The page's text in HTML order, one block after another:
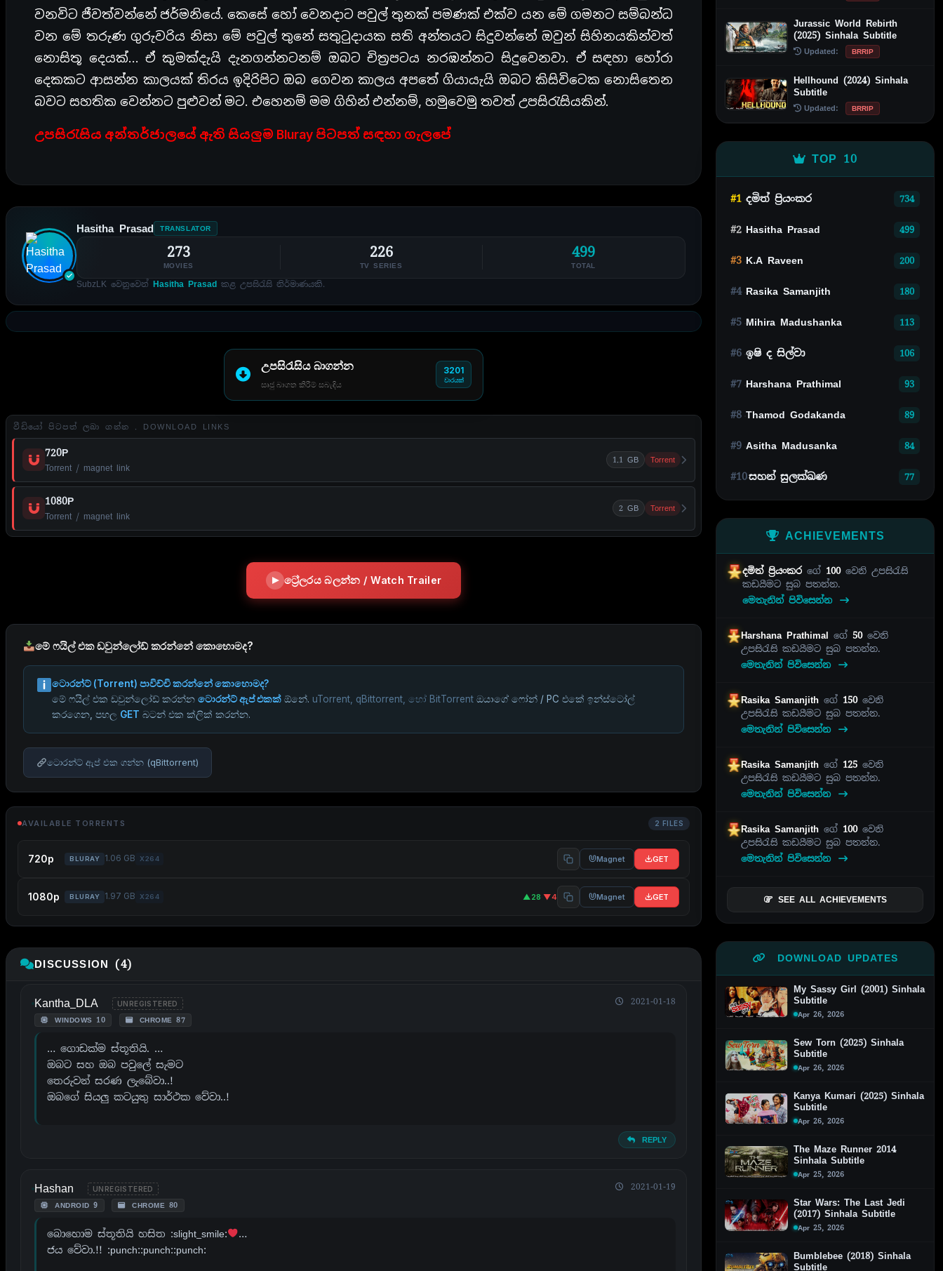
වනවිට ජීවත්වන්නේ ජර්මනියේ. කෙසේ හෝ වෙනදාට පවුල් තුනක් පමණක් එක්ව යන මේ ගමනට සම්බන්ධ
වන මේ තරුණ ගුරුවරිය නිසා මේ පවුල් තුනේ සතුටුදායක සති අන්තයට සිදුවන්නේ ඔවුන් සිහිනයකින්වත්
නොසිතූ දෙයක්… ඒ කුමක්දැයි දැනගන්නටනම් ඔබට චිත්‍රපටය නරඹන්නට සිදුවෙනවා. ඒ සඳහා හෝරා
දෙකකට ආසන්න කාලයක් තිරය ඉදිරිපිට ඔබ ගෙවන කාලය අපතේ ගියායැයි ඔබට කිසිවිටෙක නොසිතෙන
බවට සහතික වෙන්නට පුළුවන් මට. එහෙනම් මම ගිහින් එන්නම්, හමුවෙමු තවත් උපසිරැසියකින්.
උපසිරැසිය අන්තර්ජාලයේ ඇති සියලුම Bluray පිටපත් සඳහා ගැලපේ
Hasitha Prasad TRANSLATOR
273
MOVIES
226
TV SERIES
499
TOTAL
SubzLK වෙනුවෙන් Hasitha Prasad කළ උපසිරැසි නිර්මාණයකි.
උපසිරැසිය බාගන්න
සෘජු බාගත කිරීම් සබැඳිය
3201
වාරයක්
වීඩියෝ පිටපත් ලබා ගන්න . DOWNLOAD LINKS
720P
Torrent / magnet link
1.1 GB Torrent
1080P
Torrent / magnet link
2 GB Torrent
ට්‍රේලරය බලන්න / Watch Trailer
මේ ෆයිල් එක ඩවුන්ලෝඩ් කරන්නේ කොහොමද?
ටොරන්ට් (Torrent) පාවිච්චි කරන්නේ කොහොමද?
මේ ෆයිල් එක ඩවුන්ලෝඩ් කරන්නටොරන්ට් ඇප් එකක් ඕනේ. uTorrent, qBittorrent, හෝ BitTorrent ඔයාගේ ෆෝන් / PC එකේ ඉන්ස්ටෝල්
කරගෙන, පහල GET බටන් එක ක්ලික් කරන්න.
ටොරන්ට් ඇප් එක ගන්න (qBittorrent)
AVAILABLE TORRENTS 2 FILES
720p BLURAY 1.06 GB X264 Magnet GET
1080p BLURAY 1.97 GB X264 ▲28·▼4 Magnet GET
DISCUSSION (4)
Kantha_DLA UNREGISTERED
WINDOWS 10 CHROME 87
2021-01-18
… ගොඩක්ම ස්තූතියි. …
ඔබට සහ ඔබ පවුලේ සැමට
තෙරුවන් සරණ ලැබේවා..!
ඔබගේ සියලු කටයුතු සාර්ථක වේවා..!
REPLY
Hashan UNREGISTERED
ANDROID 9 CHROME 80
2021-01-19
බොහොම ස්තූතියි හසිත :slight_smile:
…
ජය වේවා.!! :punch::punch::punch:
Jurassic World Rebirth
(2025) Sinhala Subtitle
Updated: BRRIP
Hellhound (2024) Sinhala
Subtitle
Updated: BRRIP
TOP 10
#1 දමිත් ප්‍රියංකර 734
#2 Hasitha Prasad 499
#3 K.A Raveen 200
#4 Rasika Samanjith 180
#5 Mihira Madushanka 113
#6 ඉෂි ද සිල්වා 106
#7 Harshana Prathimal 93
#8 Thamod Godakanda 89
#9 Asitha Madusanka 84
#10සහන් සුලක්ඛණ 77
ACHIEVEMENTS
දමිත් ප්‍රියංකර ගේ 100වෙනි උපසිරැසි
කඩයීමට සුබ පතන්න.
මෙතැනින් පිවිසෙන්න
Harshana Prathimal ගේ 50වෙනි
උපසිරැසි කඩයීමට සුබ පතන්න.
මෙතැනින් පිවිසෙන්න
Rasika Samanjithගේ 150වෙනි
උපසිරැසි කඩයීමට සුබ පතන්න.
මෙතැනින් පිවිසෙන්න
Rasika Samanjithගේ 125 වෙනි
උපසිරැසි කඩයීමට සුබ පතන්න.
මෙතැනින් පිවිසෙන්න
Rasika Samanjithගේ 100වෙනි
උපසිරැසි කඩයීමට සුබ පතන්න.
මෙතැනින් පිවිසෙන්න
SEE ALL ACHIEVEMENTS
DOWNLOAD UPDATES
My Sassy Girl (2001) Sinhala
Subtitle
Apr 26, 2026
Sew Torn (2025) Sinhala
Subtitle
Apr 26, 2026
Kanya Kumari (2025) Sinhala
Subtitle
Apr 26, 2026
The Maze Runner 2014
Sinhala Subtitle
Apr 25, 2026
Star Wars: The Last Jedi
(2017) Sinhala Subtitle
Apr 25, 2026
Bumblebee (2018) Sinhala
Subtitle